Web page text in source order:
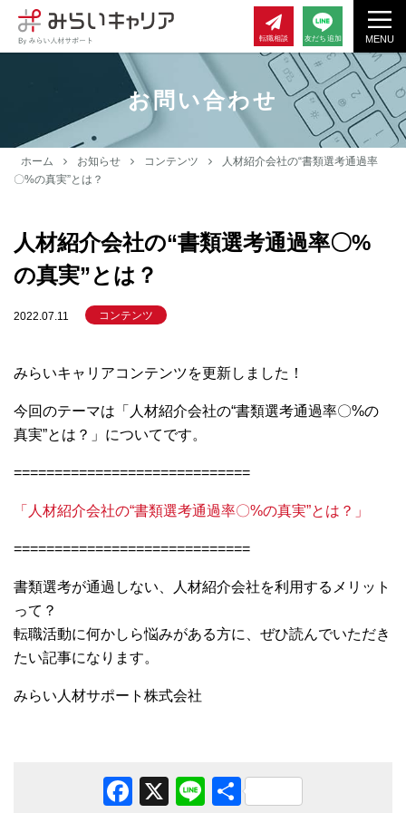
MENU
転職相談 友だち追加
お問い合わせ
ホーム お知らせ コンテンツ
人材紹介会社の“書類選考通過率
〇%の真実”とは？
人材紹介会社の“書類選考通過率〇%
の真実”とは？
2022.07.11 コンテンツ
みらいキャリアコンテンツを更新しました！
今回のテーマは「人材紹介会社の“書類選考通過率〇%の
真実”とは？」についてです。
=============================
「人材紹介会社の“書類選考通過率〇%の真実”とは？」
=============================
書類選考が通過しない、人材紹介会社を利用するメリット
って？
転職活動に何かしら悩みがある方に、ぜひ読んでいただき
たい記事になります。
みらい人材サポート株式会社
Facebook
X Line共